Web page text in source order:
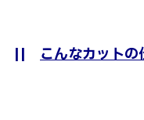
|| こんなカット